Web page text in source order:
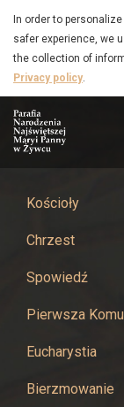
-
Parafia
Maryi
Panny
w
Żywcu
to
main
content
In order to
safer experience, we
the collection of
Privacy policy.
Kościoły
Chrzest
Spowiedź
Pierwsza
Eucharystia
Bierzmowanie